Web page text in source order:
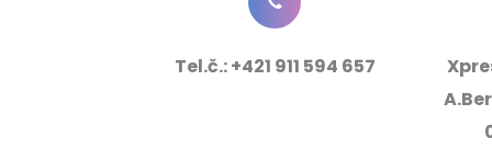
Tel.č.:+421 911 594 657